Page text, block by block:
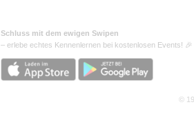
Schluss mit dem ewigen Swipen
– erlebe echtes Kennenlernen bei kostenlosen Events! 🎉
©